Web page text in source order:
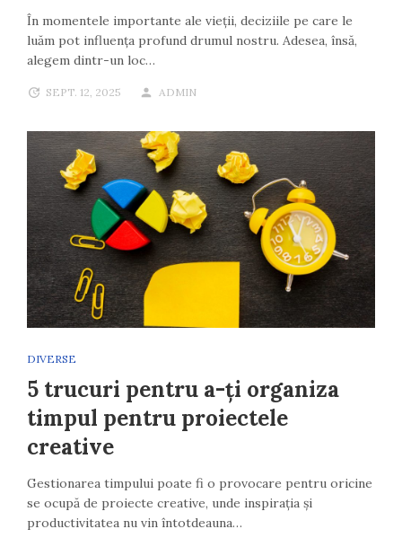
În momentele importante ale vieții, deciziile pe care le
luăm pot influența profund drumul nostru. Adesea, însă,
alegem dintr-un loc…
SEPT. 12, 2025 ADMIN
DIVERSE
5 trucuri pentru a-ți organiza
timpul pentru proiectele
creative
Gestionarea timpului poate fi o provocare pentru oricine
se ocupă de proiecte creative, unde inspirația și
productivitatea nu vin întotdeauna…